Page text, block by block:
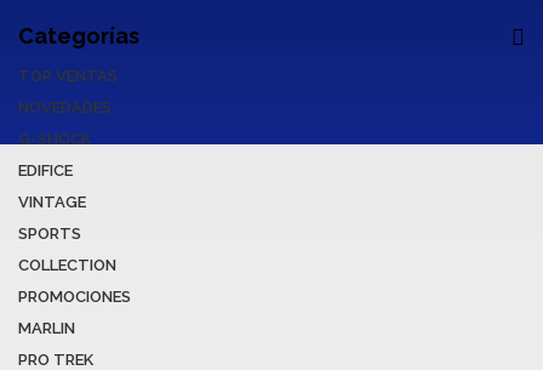
Categorías
TOP VENTAS
NOVEDADES
G-SHOCK
EDIFICE
VINTAGE
SPORTS
COLLECTION
PROMOCIONES
MARLIN
PRO TREK